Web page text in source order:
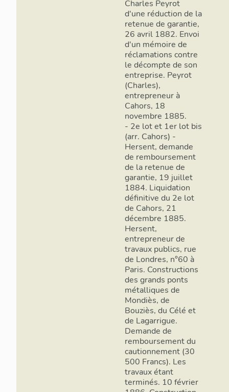
Charles Peyrot
d'une réduction de la
retenue de garantie,
26 avril 1882. Envoi
d'un mémoire de
réclamations contre
le décompte de son
entreprise. Peyrot
(Charles),
entrepreneur à
Cahors, 18
novembre 1885.
- 2e lot et 1er lot bis
(arr. Cahors) -
Hersent, demande
de remboursement
de la retenue de
garantie, 19 juillet
1884. Liquidation
définitive du 2e lot
de Cahors, 21
décembre 1885.
Hersent,
entrepreneur de
travaux publics, rue
de Londres, n°60 à
Paris. Constructions
des grands ponts
métalliques de
Mondiès, de
Bouziès, du Célé et
de Lagarrigue.
Demande de
remboursement du
cautionnement (30
500 Francs). Les
travaux étant
terminés. 10 février